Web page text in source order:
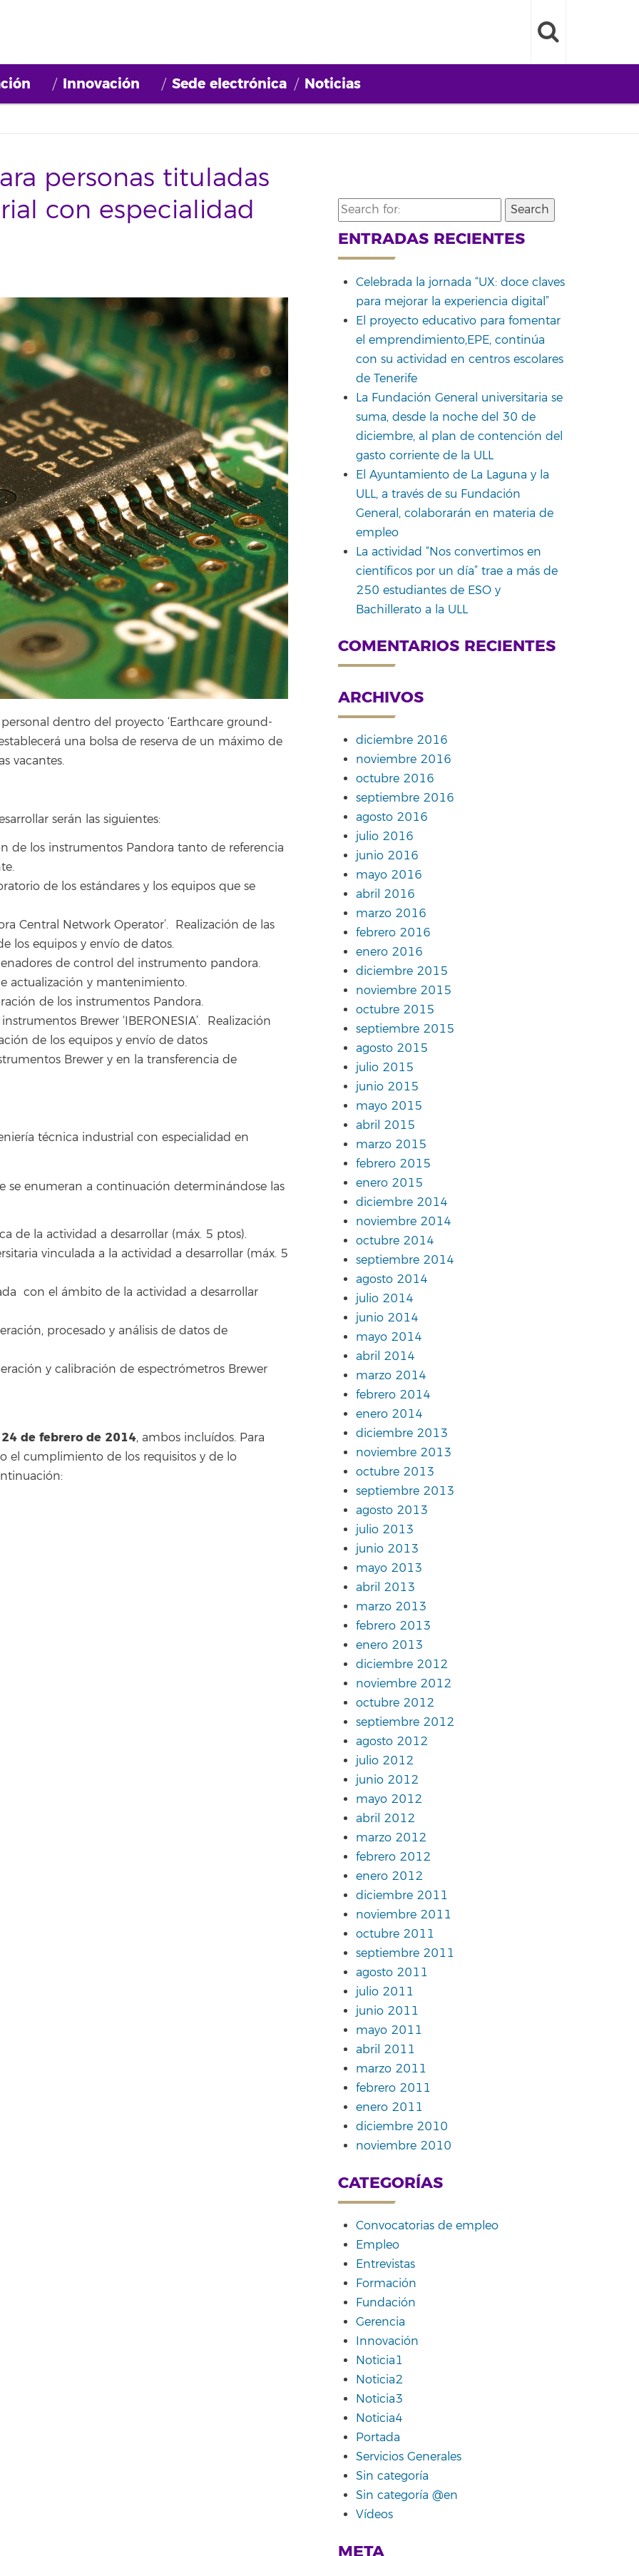
Innovación Sede electrónica Noticias
personas tituladas
con especialidad
dentro del proyecto ‘Earthcare ground-
una bolsa de reserva de un máximo de
vacantes.
serán las siguientes:
de los instrumentos Pandora tanto de referencia
de los estándares y los equipos que se
Central Network Operator’. Realización de las
los equipos y envío de datos.
de control del instrumento pandora.
actualización y mantenimiento.
de los instrumentos Pandora.
Brewer ‘IBERONESIA’. Realización
de los equipos y envío de datos
Brewer y en la transferencia de
técnica industrial con especialidad en
se enumeran a continuación determinándose las
de la actividad a desarrollar (máx. 5 ptos).
vinculada a la actividad a desarrollar (máx. 5
con el ámbito de la actividad a desarrollar
procesado y análisis de datos de
y calibración de espectrómetros Brewer
de febrero de 2014, ambos incluídos. Para
el cumplimiento de los requisitos y de lo
Search
for:
ENTRADAS RECIENTES
Celebrada la jornada “UX: doce claves
para mejorar la experiencia digital”
El proyecto educativo para fomentar
el emprendimiento,EPE, continúa
con su actividad en centros escolares
de Tenerife
La Fundación General universitaria se
suma, desde la noche del 30 de
diciembre, al plan de contención del
gasto corriente de la ULL
El Ayuntamiento de La Laguna y la
ULL, a través de su Fundación
General, colaborarán en materia de
empleo
La actividad “Nos convertimos en
científicos por un día” trae a más de
250 estudiantes de ESO y
Bachillerato a la ULL
COMENTARIOS RECIENTES
ARCHIVOS
diciembre 2016
noviembre 2016
octubre 2016
septiembre 2016
agosto 2016
julio 2016
junio 2016
mayo 2016
abril 2016
marzo 2016
febrero 2016
enero 2016
diciembre 2015
noviembre 2015
octubre 2015
septiembre 2015
agosto 2015
julio 2015
junio 2015
mayo 2015
abril 2015
marzo 2015
febrero 2015
enero 2015
diciembre 2014
noviembre 2014
octubre 2014
septiembre 2014
agosto 2014
julio 2014
junio 2014
mayo 2014
abril 2014
marzo 2014
febrero 2014
enero 2014
diciembre 2013
noviembre 2013
octubre 2013
septiembre 2013
agosto 2013
julio 2013
junio 2013
mayo 2013
abril 2013
marzo 2013
febrero 2013
enero 2013
diciembre 2012
noviembre 2012
octubre 2012
septiembre 2012
agosto 2012
julio 2012
junio 2012
mayo 2012
abril 2012
marzo 2012
febrero 2012
enero 2012
diciembre 2011
noviembre 2011
octubre 2011
septiembre 2011
agosto 2011
julio 2011
junio 2011
mayo 2011
abril 2011
marzo 2011
febrero 2011
enero 2011
diciembre 2010
noviembre 2010
CATEGORÍAS
Convocatorias de empleo
Empleo
Entrevistas
Formación
Fundación
Gerencia
Innovación
Noticia1
Noticia2
Noticia3
Noticia4
Portada
Servicios Generales
Sin categoría
Sin categoría @en
Vídeos
META